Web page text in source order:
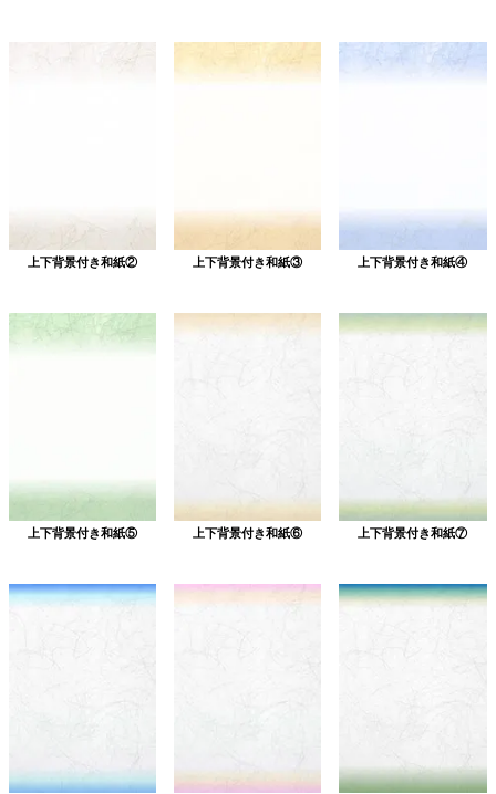
上下背景付き和紙② 上下背景付き和紙③ 上下背景付き和紙④
上下背景付き和紙⑤ 上下背景付き和紙⑥ 上下背景付き和紙⑦